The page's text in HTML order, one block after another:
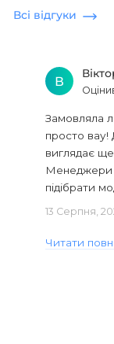
Всі відгуки
В
Замовляла
просто вау!
виглядає
Менеджери
підібрати
13 Серпня,
Читати